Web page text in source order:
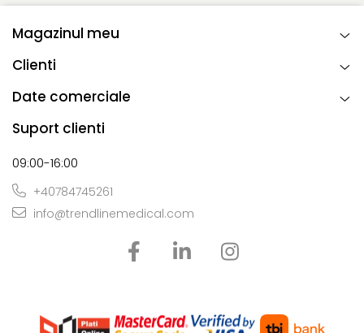
Magazinul meu
Clienti
Date comerciale
Suport clienti
09:00-16:00
+40784745261
info@trendlinemedical.com